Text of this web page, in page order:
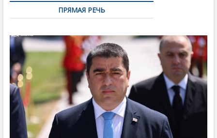
ПРЯМАЯ РЕЧЬ